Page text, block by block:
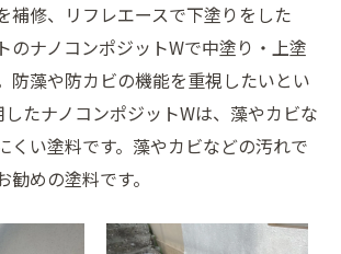
補修、リフレエースで下塗りをした
のナノコンポジットWで中塗り・上塗
防藻や防カビの機能を重視したいとい
したナノコンポジットWは、藻やカビな
くい塗料です。藻やカビなどの汚れで
めの塗料です。